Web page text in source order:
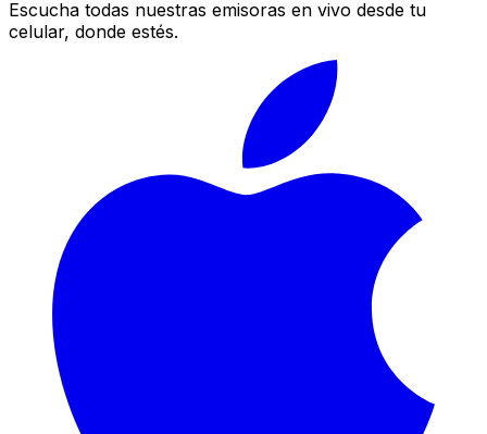
Escucha todas nuestras emisoras en vivo desde tu
celular, donde estés.